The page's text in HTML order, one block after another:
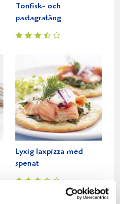
Tonfisk- och
pastagratäng
Lyxig laxpizza med
spenat